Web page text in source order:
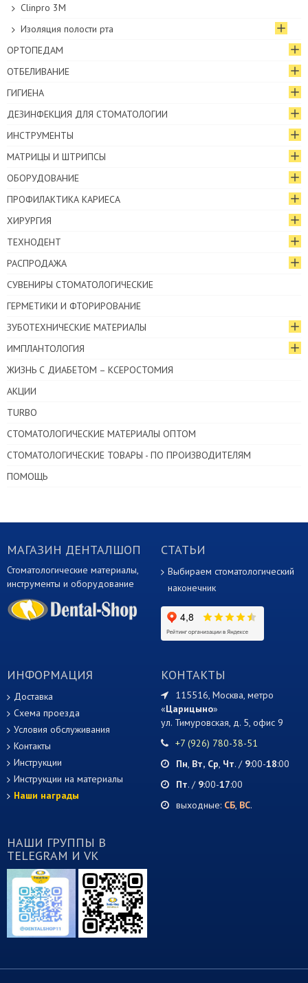
Clinpro 3M
Изоляция полости рта
ОРТОПЕДАМ
ОТБЕЛИВАНИЕ
ГИГИЕНА
ДЕЗИНФЕКЦИЯ ДЛЯ СТОМАТОЛОГИИ
ИНСТРУМЕНТЫ
МАТРИЦЫ И ШТРИПСЫ
ОБОРУДОВАНИЕ
ПРОФИЛАКТИКА КАРИЕСА
ХИРУРГИЯ
ТЕХНОДЕНТ
РАСПРОДАЖА
СУВЕНИРЫ СТОМАТОЛОГИЧЕСКИЕ
ГЕРМЕТИКИ И ФТОРИРОВАНИЕ
ЗУБОТЕХНИЧЕСКИЕ МАТЕРИАЛЫ
ИМПЛАНТОЛОГИЯ
ЖИЗНЬ С ДИАБЕТОМ – КСЕРОСТОМИЯ
АКЦИИ
TURBO
СТОМАТОЛОГИЧЕСКИЕ МАТЕРИАЛЫ ОПТОМ
СТОМАТОЛОГИЧЕСКИЕ ТОВАРЫ - ПО ПРОИЗВОДИТЕЛЯМ
ПОМОЩЬ
МАГАЗИН ДЕНТАЛШОП
Стоматологические материалы,
инструменты и оборудование
СТАТЬИ
Выбираем стоматологический
наконечник
ИНФОРМАЦИЯ
Доставка
Схема проезда
Условия обслуживания
Контакты
Инструкции
Инструкции на материалы
Наши награды
КОНТАКТЫ
115516, Москва, метро
«Царицыно»
ул. Тимуровская, д. 5, офис 9
+7 (926) 780-38-51
Пн, Вт, Ср, Чт. / 9:00-18:00
Пт. / 9:00-17:00
выходные: СБ, ВС.
НАШИ ГРУППЫ В
TELEGRAM И VK